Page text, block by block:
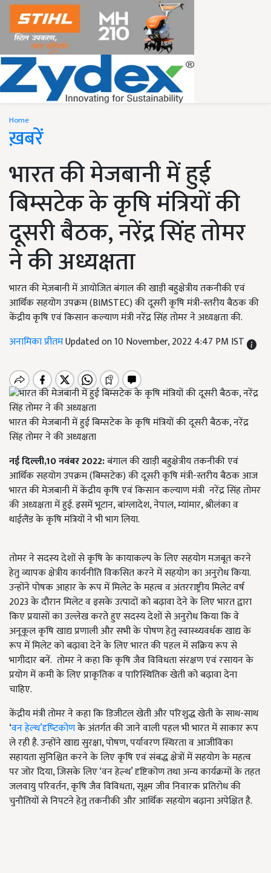
Home
ख़बरें
भारत की मेजबानी में हुई
बिम्सटेक के कृषि मंत्रियों की
दूसरी बैठक, नरेंद्र सिंह तोमर
ने की अध्यक्षता
भारत की मेज़बानी में आयोजित बंगाल की खाड़ी बहुक्षेत्रीय तकनीकी एवं
आर्थिक सहयोग उपक्रम (BIMSTEC) की दूसरी कृषि‍ मंत्री-स्तरीय बैठक की
केंद्रीय कृषि एवं किसान कल्याण मंत्री नरेंद्र सिंह तोमर ने अध्यक्षता की.
अनामिका प्रीतमUpdated on 10 November, 2022 4:47 PM IST
भारत की मेजबानी में हुई बिम्सटेक के कृषि मंत्रियों की दूसरी बैठक, नरेंद्र
सिंह तोमर ने की अध्यक्षता
नई दिल्ली,10 नवंबर 2022:बंगाल की खाड़ी बहुक्षेत्रीय तकनीकी एवं
आर्थिक सहयोग उपक्रम (बिम्सटेक) की दूसरी कृषि मंत्री-स्तरीय बैठक आज
भारत की मेजबानी में केंद्रीय कृषि एवं किसान कल्याण मंत्री नरेंद्र सिंह तोमर
की अध्यक्षता में हुई. इसमें भूटान,बांग्लादेश,नेपाल,म्यांमार,श्रीलंका व
थाईलैंड के कृषि मंत्रियों ने भी भाग लिया.
तोमर ने सदस्य देशों से कृषि के कायाकल्प के लिए सहयोग मजबूत करने
हेतु व्यापक क्षेत्रीय कार्यनीति विकसित करने में सहयोग का अनुरोध किया.
उन्होंने पोषक आहार के रूप में मिलेट के महत्व व अंतरराष्ट्रीय मिलेट वर्ष
2023 के दौरान मि‍लेट व इसके उत्पादों को बढ़ावा देने के लिए भारत द्वारा
किए प्रयासों का उल्लेख करते हुए सदस्य देशों से अनुरोध किया कि वे
अनूकूल कृषि खाद्य प्रणाली और सभी के पोषण हेतु स्वास्थ्यवर्धक खाद्य के
रूप में मिलेट को बढ़ावा देने के लिए भारत की पहल में सक्रिय रूप से
भागीदार बनें. तोमर ने कहा कि कृषि जैव विविधता संरक्षण एवं रसायन के
प्रयोग में कमी के लिए प्राकृतिक व पारिस्थितिक खेती को बढ़ावा देना
चाहिए.
केंद्रीय मंत्री तोमर ने कहा कि डि‍जीटल खेती और परिशुद्ध खेती के साथ-साथ
‘वन हेल्‍थ’दृष्‍ट‍िकोणके अंतर्गत की जाने वाली पहल भी भारत में साकार रूप
ले रही है. उन्होंने खाद्य सुरक्षा,पोषण,पर्यावरण स्थिरता व आजीविका
सहायता सुनिश्चित करने के लिए कृषि एवं संबद्ध क्षेत्रों में सहयोग के महत्व
पर जोर दिया,जिसके लिए‘वन हेल्थ’दृष्टिकोण तथा अन्य कार्यक्रमों के तहत
जलवायु परिवर्तन,कृषि जैव विविधता,सूक्ष्म जीव निवारक प्रतिरोध की
चुनौतियों से निपटने हेतु तकनीकी और आर्थिक सहयोग बढ़ाना अपेक्षि‍त है.